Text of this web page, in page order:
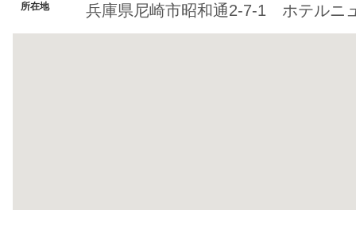
所在地 兵庫県尼崎市昭和通2-7-1 ホテルニ